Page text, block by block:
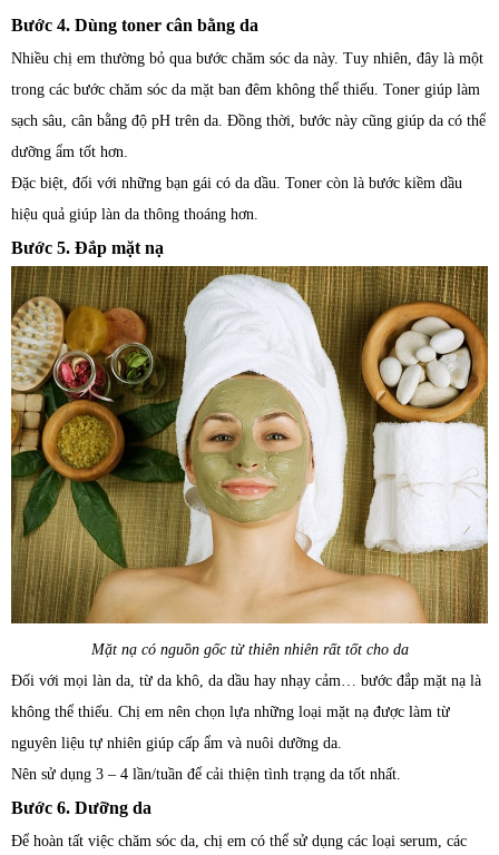
Bước 4. Dùng toner cân bằng da
Nhiều chị em thường bỏ qua bước chăm sóc da này. Tuy nhiên, đây là một
trong các bước chăm sóc da mặt ban đêm không thể thiếu. Toner giúp làm
sạch sâu, cân bằng độ pH trên da. Đồng thời, bước này cũng giúp da có thể
dưỡng ẩm tốt hơn.
Đặc biệt, đối với những bạn gái có da dầu. Toner còn là bước kiềm dầu
hiệu quả giúp làn da thông thoáng hơn.
Bước 5. Đắp mặt nạ
Mặt nạ có nguồn gốc từ thiên nhiên rất tốt cho da
Đối với mọi làn da, từ da khô, da dầu hay nhạy cảm… bước đắp mặt nạ là
không thể thiếu. Chị em nên chọn lựa những loại mặt nạ được làm từ
nguyên liệu tự nhiên giúp cấp ẩm và nuôi dưỡng da.
Nên sử dụng 3 – 4 lần/tuần để cải thiện tình trạng da tốt nhất.
Bước 6. Dưỡng da
Để hoàn tất việc chăm sóc da, chị em có thể sử dụng các loại serum, các